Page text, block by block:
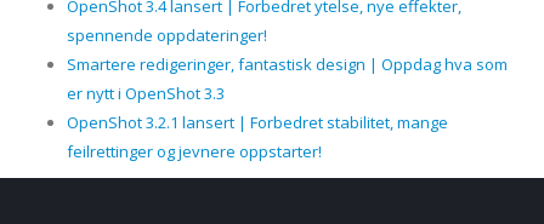
OpenShot 3.4 lansert | Forbedret ytelse, nye effekter,
spennende oppdateringer!
Smartere redigeringer, fantastisk design | Oppdag hva som
er nytt i OpenShot 3.3
OpenShot 3.2.1 lansert | Forbedret stabilitet, mange
feilrettinger og jevnere oppstarter!